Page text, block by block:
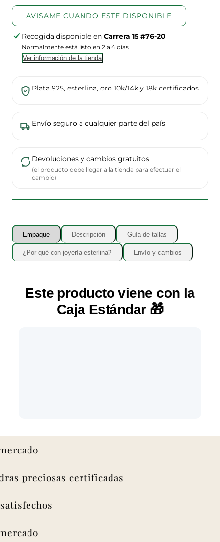
esferas
AVISAME CUANDO ESTE DISPONIBLE
Recogida disponible enCarrera 15 #76-20
Normalmente está listo en 2 a 4 días
Ver información de la tienda
Plata 925, esterlina, oro 10k/14k y 18k certificados
Envío seguro a cualquier parte del país
Devoluciones y cambios gratuitos
(el producto debe llegar a la tienda para efectuar el
cambio)
Empaque Descripción Guía de tallas
¿Por qué con joyería esterlina? Envío y cambios
Este producto viene con la
Caja Estándar🎁
preciosas certificadas